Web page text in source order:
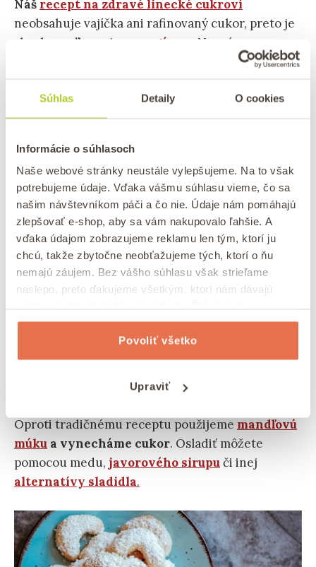
Súhlas Detaily O cookies
Informácie o súhlasoch
Naše webové stránky neustále vylepšujeme. Na to však
potrebujeme údaje. Vďaka vášmu súhlasu vieme, čo sa
našim návštevníkom páči a čo nie. Údaje nám pomáhajú
zlepšovať e-shop, aby sa vám nakupovalo ľahšie. A
vďaka údajom zobrazujeme reklamu len tým, ktorí ju
chcú, takže zbytočne neobťažujeme tých, ktorí o ňu
nemajú záujem. Bez vášho súhlasu však strieľame
naslepo, preto ďakujeme všetkým, ktorí nám dávajú
Povoliť všetko
Upraviť
Náš recept na zdravé linecké cukroví
neobsahuje vajíčka ani rafinovaný cukor, preto je
skvelou voľbou aj
pre vegánov
. Na prípravu
budete potrebovať len niekoľko ingrediencií, a to
javorový sirup
. Na tomto zdravom lineckom
si zaručene pochutíte.
4) Low carb rohlíčky
výčitiek svedomia? Potom vyskúšajte náš
Oproti tradičnému receptu použijeme mandľovú
múku a vynecháme cukor. Osladiť môžete
pomocou medu, javorového sirupuči inej
alternatívy sladidla.